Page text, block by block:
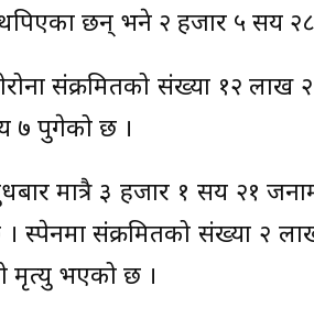
छन् भने २ हजार ५ सय
संक्रमितको संख्या १२
७ पुगेको छ ।
मात्रै ३ हजार १ सय २१
स्पेनमा संक्रमितको संख्या २
मृत्यु भएको छ ।